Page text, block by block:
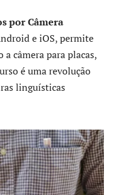
por Câmera
e iOS, permite
câmera para placas,
é uma revolução
linguísticas